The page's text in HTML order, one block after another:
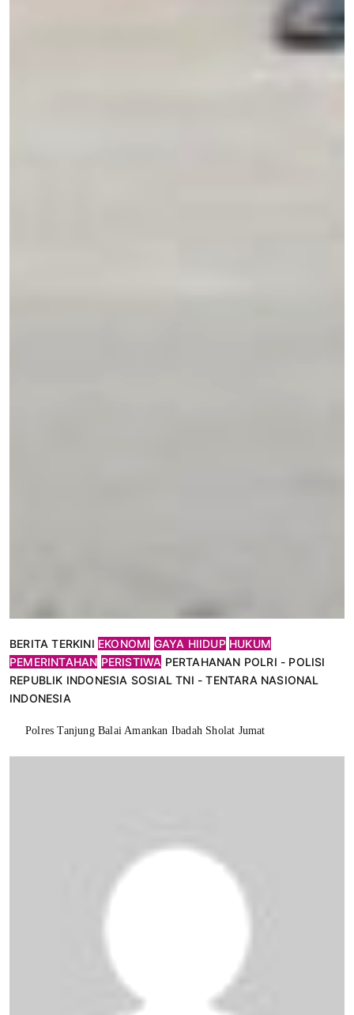
BERITA TERKINI EKONOMI GAYA HIIDUP HUKUM
PEMERINTAHAN PERISTIWA PERTAHANAN POLRI - POLISI
REPUBLIK INDONESIA SOSIAL TNI - TENTARA NASIONAL
INDONESIA
Polres Tanjung Balai Amankan Ibadah Sholat Jumat